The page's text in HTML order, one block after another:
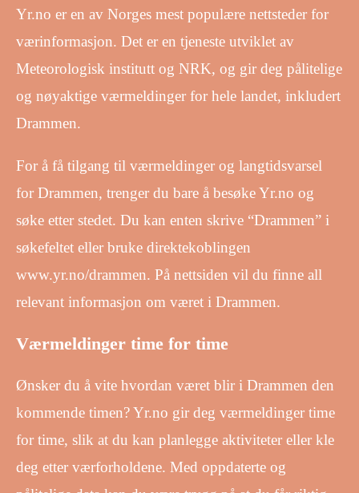
Yr.no er en av Norges mest populære nettsteder for
værinformasjon. Det er en tjeneste utviklet av
Meteorologisk institutt og NRK, og gir deg pålitelige
og nøyaktige værmeldinger for hele landet, inkludert
Drammen.
For å få tilgang til værmeldinger og langtidsvarsel
for Drammen, trenger du bare å besøke Yr.no og
søke etter stedet. Du kan enten skrive “Drammen” i
søkefeltet eller bruke direktekoblingen
www.yr.no/drammen. På nettsiden vil du finne all
relevant informasjon om været i Drammen.
Værmeldinger time for time
Ønsker du å vite hvordan været blir i Drammen den
kommende timen? Yr.no gir deg værmeldinger time
for time, slik at du kan planlegge aktiviteter eller kle
deg etter værforholdene. Med oppdaterte og